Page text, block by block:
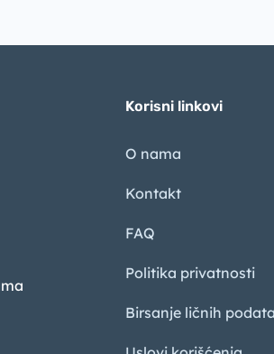
Korisni linkovi
O nama
Kontakt
FAQ
Politika privatnosti
Birsanje ličnih